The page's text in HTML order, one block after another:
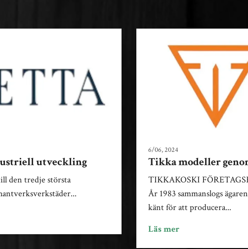
utveckling
den tredje största
6/06, 2024
Tikka modeller
TIKKAKOSKI
År 1983 sammanslogs
känt för att producera...
Läs mer